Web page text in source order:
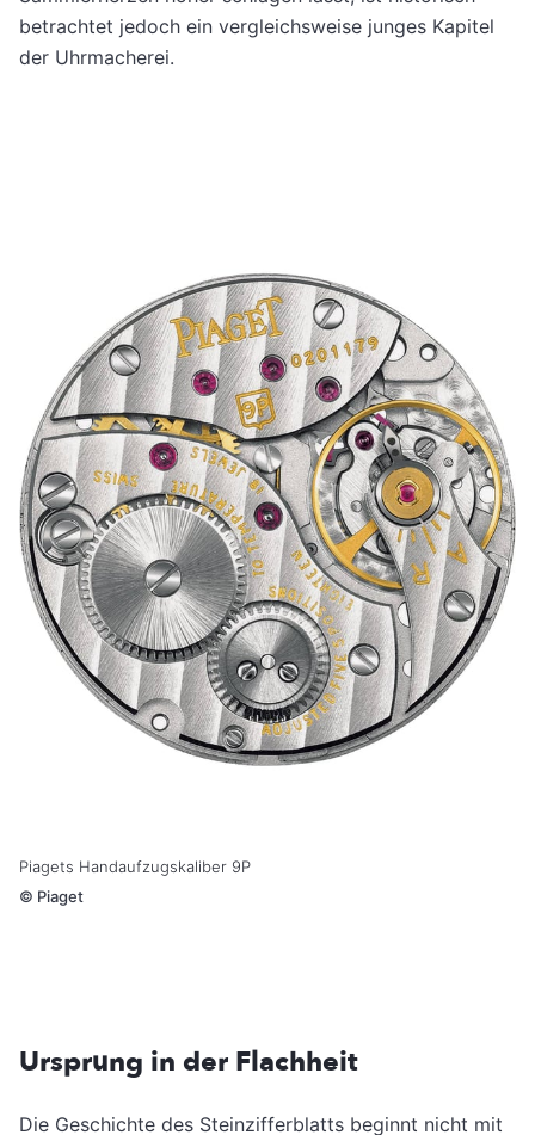
betrachtet jedoch ein vergleichsweise junges Kapitel
der Uhrmacherei.
Piagets Handaufzugskaliber 9P
© Piaget
Ursprung in der Flachheit
Die Geschichte des Steinzifferblatts beginnt nicht mit